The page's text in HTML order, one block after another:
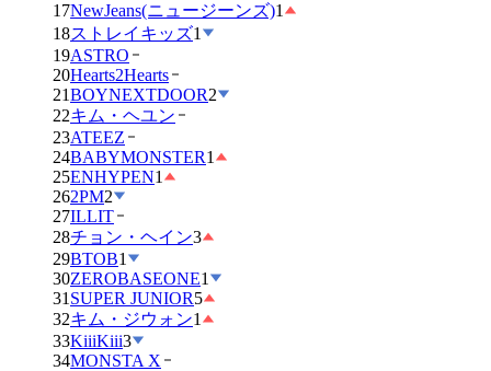
17NewJeans(ニュージーンズ)1
18ストレイキッズ1
19ASTRO
20Hearts2Hearts
21BOYNEXTDOOR2
22キム・ヘユン
23ATEEZ
24BABYMONSTER1
25ENHYPEN1
262PM2
27ILLIT
28チョン・ヘイン3
29BTOB1
30ZEROBASEONE1
31 SUPER JUNIOR5
32キム・ジウォン1
33KiiiKiii3
34MONSTA X